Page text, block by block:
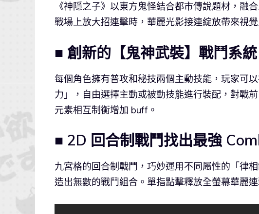
《神隱之子》以東方鬼怪結合都市傳說題材，融
戰場上放大招連擊時，華麗光影接連綻放帶來視覺
■ 創新的【鬼神武裝】戰鬥系統
每個角色擁有普攻和秘技兩個主動技能，玩家可
力」，自由選擇主動或被動技能進行裝配，對戰
元素相互制衡增加 buff。
■ 2D 回合制戰鬥找出最強
九宮格的回合制戰鬥，巧妙運用不同屬性的「律
造出無數的戰鬥組合。單指點擊釋放全螢幕華麗